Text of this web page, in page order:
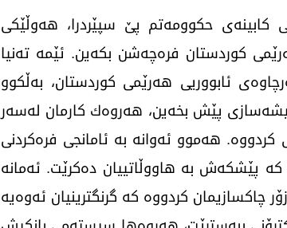
حكوومەتم پێ سپێردرا، هەوڵێكی
كوردستان فرەچەشن بكەین. ئێمە تەنیا
ئابووریی هەرێمی كوردستان، بەڵکوو
پێش بخەین، هەروەك كارمان لەسەر
هەموو ئەوانە بە ئامانجی فرەكردنی
كە پێشكەش بە هاووڵاتیيان دەكرێت. ئەمانە
كردووە كە گرنگترینیان ئەوەیە